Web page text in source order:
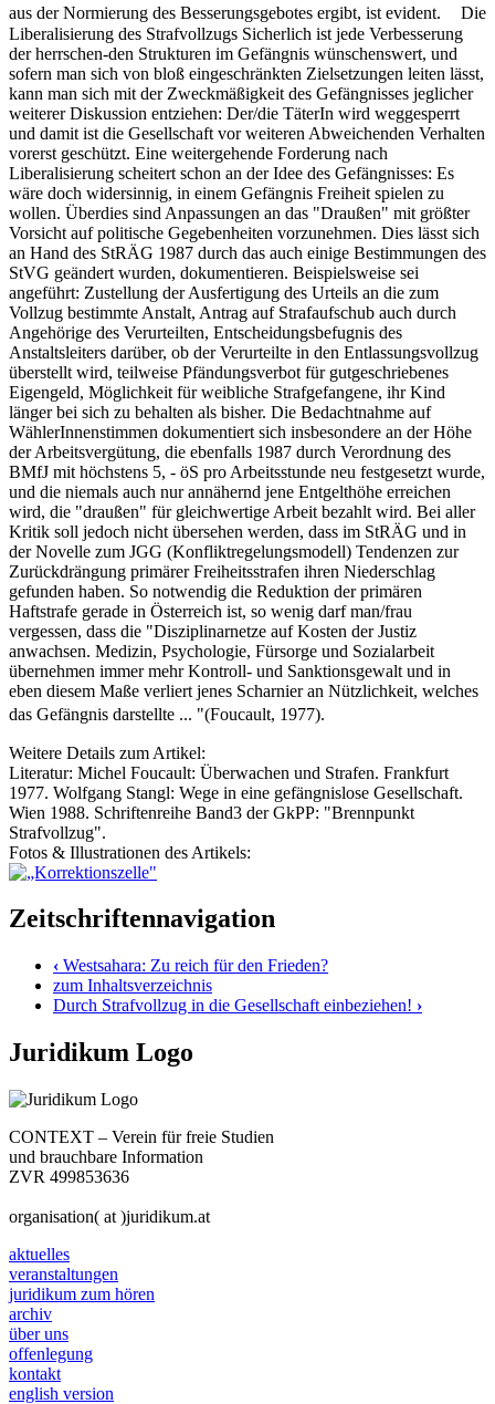
aus der Normierung des Besserungsgebotes ergibt, ist evident. Die
Liberalisierung des Strafvollzugs Sicherlich ist jede Verbesserung
der herrschen-den Strukturen im Gefängnis wünschenswert, und
sofern man sich von bloß eingeschränkten Zielsetzungen leiten lässt,
kann man sich mit der Zweckmäßigkeit des Gefängnisses jeglicher
weiterer Diskussion entziehen: Der/die TäterIn wird weggesperrt
und damit ist die Gesellschaft vor weiteren Abweichenden Verhalten
vorerst geschützt. Eine weitergehende Forderung nach
Liberalisierung scheitert schon an der Idee des Gefängnisses: Es
wäre doch widersinnig, in einem Gefängnis Freiheit spielen zu
wollen. Überdies sind Anpassungen an das "Draußen" mit größter
Vorsicht auf politische Gegebenheiten vorzunehmen. Dies lässt sich
an Hand des StRÄG 1987 durch das auch einige Bestimmungen des
StVG geändert wurden, dokumentieren. Beispielsweise sei
angeführt: Zustellung der Ausfertigung des Urteils an die zum
Vollzug bestimmte Anstalt, Antrag auf Strafaufschub auch durch
Angehörige des Verurteilten, Entscheidungsbefugnis des
Anstaltsleiters darüber, ob der Verurteilte in den Entlassungsvollzug
überstellt wird, teilweise Pfändungsverbot für gutgeschriebenes
Eigengeld, Möglichkeit für weibliche Strafgefangene, ihr Kind
länger bei sich zu behalten als bisher. Die Bedachtnahme auf
WählerInnenstimmen dokumentiert sich insbesondere an der Höhe
der Arbeitsvergütung, die ebenfalls 1987 durch Verordnung des
BMfJ mit höchstens 5, - öS pro Arbeitsstunde neu festgesetzt wurde,
und die niemals auch nur annähernd jene Entgelthöhe erreichen
wird, die "draußen" für gleichwertige Arbeit bezahlt wird. Bei aller
Kritik soll jedoch nicht übersehen werden, dass im StRÄG und in
der Novelle zum JGG (Konfliktregelungsmodell) Tendenzen zur
Zurückdrängung primärer Freiheitsstrafen ihren Niederschlag
gefunden haben. So notwendig die Reduktion der primären
Haftstrafe gerade in Österreich ist, so wenig darf man/frau
vergessen, dass die "Disziplinarnetze auf Kosten der Justiz
anwachsen. Medizin, Psychologie, Fürsorge und Sozialarbeit
übernehmen immer mehr Kontroll- und Sanktionsgewalt und in
eben diesem Maße verliert jenes Scharnier an Nützlichkeit, welches
das Gefängnis darstellte ... "(Foucault, 1977).
Weitere Details zum Artikel:
Literatur: Michel Foucault: Überwachen und Strafen. Frankfurt
1977. Wolfgang Stangl: Wege in eine gefängnislose Gesellschaft.
Wien 1988. Schriftenreihe Band3 der GkPP: "Brennpunkt
Strafvollzug".
Fotos & Illustrationen des Artikels:
Zeitschriftennavigation
‹ Westsahara: Zu reich für den Frieden?
zum Inhaltsverzeichnis
Durch Strafvollzug in die Gesellschaft einbeziehen! ›
Juridikum Logo
CONTEXT – Verein für freie Studien
und brauchbare Information
ZVR 499853636
organisation( at )juridikum.at
aktuelles
veranstaltungen
juridikum zum hören
archiv
über uns
offenlegung
kontakt
english version